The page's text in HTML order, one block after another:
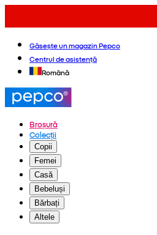
Găsește un magazin Pepco
Centrul de asistență
Română
Broșură
Colecții
Copii
Femei
Casă
Bebeluși
Bărbați
Altele